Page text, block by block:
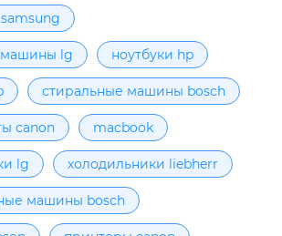
машины lg ноутбуки hp
стиральные машины bosch
canon macbook
lg холодильники liebherr
машины bosch